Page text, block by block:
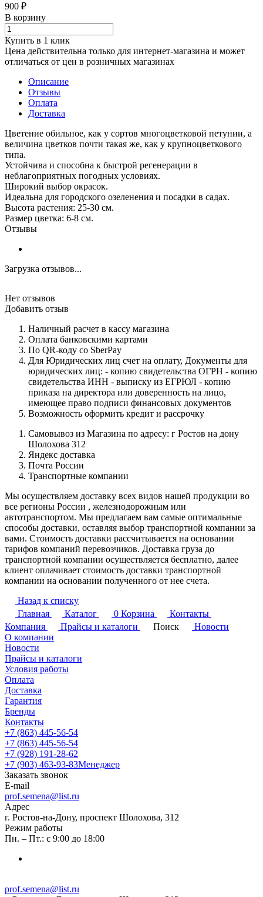
900 ₽
В корзину
Купить в 1 клик
Цена действительна только для интернет-магазина и может
отличаться от цен в розничных магазинах
Описание
Отзывы
Оплата
Доставка
Цветение обильное, как у сортов многоцветковой петунии, а
величина цветков почти такая же, как у крупноцветкового
типа.
Устойчива и способна к быстрой регенерации в
неблагоприятных погодных условиях.
Широкий выбор окрасок.
Идеальна для городского озеленения и посадки в садах.
Высота растения: 25-30 см.
Размер цветка: 6-8 см.
Отзывы
Загрузка отзывов...
Нет отзывов
Добавить отзыв
Наличный расчет в кассу магазина
Оплата банковскими картами
По QR-коду со SberPay
Для Юридических лиц счет на оплату, Документы для
юридических лиц: - копию свидетельства ОГРН - копию
свидетельства ИНН - выписку из ЕГРЮЛ - копию
приказа на директора или доверенность на лицо,
имеющее право подписи финансовых документов
Возможность оформить кредит и рассрочку
Самовывоз из Магазина по адресу: г Ростов на дону
Шолохова 312
Яндекс доставка
Почта России
Транспортные компании
Мы осуществляем доставку всех видов нашей продукции во
все регионы России , железнодорожным или
автотранспортом. Мы предлагаем вам самые оптимальные
способы доставки, оставляя выбор транспортной компании за
вами. Стоимость доставки рассчитывается на основании
тарифов компаний перевозчиков. Доставка груза до
транспортной компании осуществляется бесплатно, далее
клиент оплачивает стоимость доставки транспортной
компании на основании полученного от нее счета.
Назад к списку
Главная
Каталог 0 Корзина
Контакты
Компания
Прайсы и каталоги Поиск
Новости
О компании
Новости
Прайсы и каталоги
Условия работы
Оплата
Доставка
Гарантия
Бренды
Контакты
+7 (863) 445-56-54
+7 (863) 445-56-54
+7 (928) 191-28-62
+7 (903) 463-93-83Менеджер
Заказать звонок
E-mail
prof.semena@list.ru
Адрес
г. Ростов-на-Дону, проспект Шолохова, 312
Режим работы
Пн. – Пт.: с 9:00 до 18:00
prof.semena@list.ru